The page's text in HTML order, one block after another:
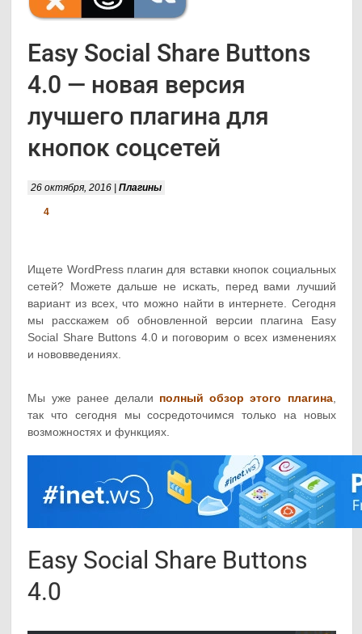
Easy Social Share Buttons
4.0 — новая версия
лучшего плагина для
кнопок соцсетей
26 октября, 2016 |Плагины
4
Ищете WordPress плагин для вставки кнопок социальных
сетей? Можете дальше не искать, перед вами лучший
вариант из всех, что можно найти в интернете. Сегодня
мы расскажем об обновленной версии плагина Easy
Social Share Buttons 4.0 и поговорим о всех изменениях
и нововведениях.
Мы уже ранее делали полный обзор этого плагина,
так что сегодня мы сосредоточимся только на новых
возможностях и функциях.
Easy Social Share Buttons
4.0